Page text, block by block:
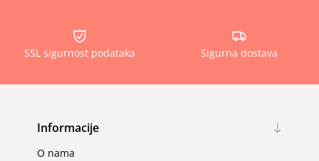
SSL sigurnost podataka Sigurna dostava
Informacije
O nama